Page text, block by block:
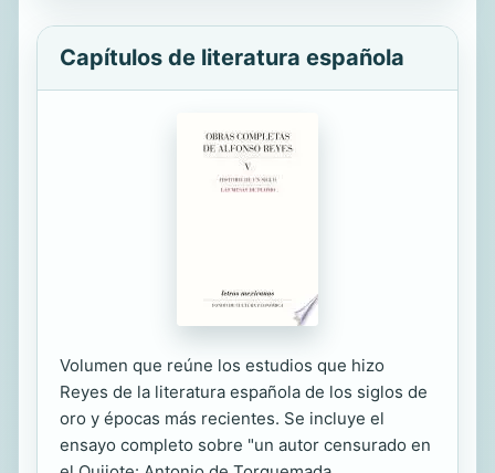
Capítulos de literatura española
Volumen que reúne los estudios que hizo
Reyes de la literatura española de los siglos de
oro y épocas más recientes. Se incluye el
ensayo completo sobre "un autor censurado en